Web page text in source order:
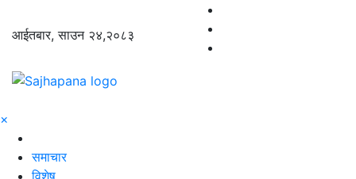
आईतबार, साउन २४,२०८३
×
समाचार
विशेष